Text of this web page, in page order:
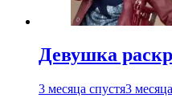
Девушка
3 месяца спустя3